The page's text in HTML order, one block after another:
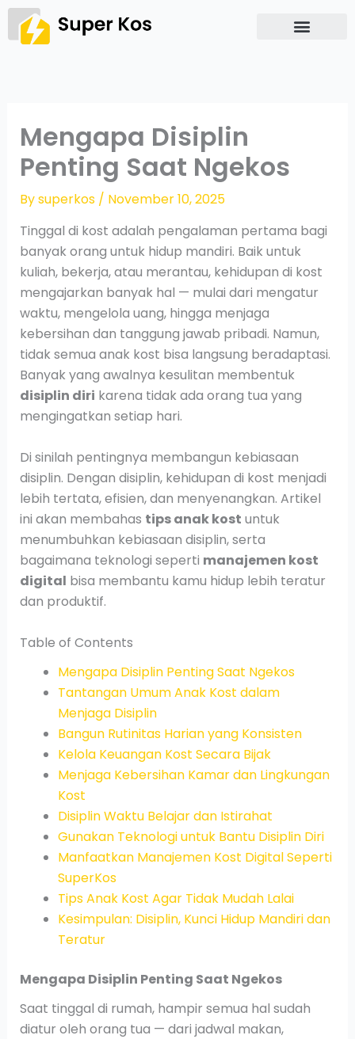
Skip
content
Mengapa Disiplin
Penting Saat Ngekos
Bysuperkos / November 10, 2025
Tinggal di kost adalah pengalaman pertama bagi
banyak orang untuk hidup mandiri. Baik untuk
kuliah, bekerja, atau merantau, kehidupan di kost
mengajarkan banyak hal — mulai dari mengatur
waktu, mengelola uang, hingga menjaga
kebersihan dan tanggung jawab pribadi. Namun,
tidak semua anak kost bisa langsung beradaptasi.
Banyak yang awalnya kesulitan membentuk
disiplin diri karena tidak ada orang tua yang
mengingatkan setiap hari.
Di sinilah pentingnya membangun kebiasaan
disiplin. Dengan disiplin, kehidupan di kost menjadi
lebih tertata, efisien, dan menyenangkan. Artikel
ini akan membahas tips anak kost untuk
menumbuhkan kebiasaan disiplin, serta
bagaimana teknologi seperti manajemen kost
digital bisa membantu kamu hidup lebih teratur
dan produktif.
Table of Contents
Mengapa Disiplin Penting Saat Ngekos
Tantangan Umum Anak Kost dalam
Menjaga Disiplin
Bangun Rutinitas Harian yang Konsisten
Kelola Keuangan Kost Secara Bijak
Menjaga Kebersihan Kamar dan Lingkungan
Kost
Disiplin Waktu Belajar dan Istirahat
Gunakan Teknologi untuk Bantu Disiplin Diri
Manfaatkan Manajemen Kost Digital Seperti
SuperKos
Tips Anak Kost Agar Tidak Mudah Lalai
Kesimpulan: Disiplin, Kunci Hidup Mandiri dan
Teratur
Mengapa Disiplin Penting Saat Ngekos
Saat tinggal di rumah, hampir semua hal sudah
diatur oleh orang tua — dari jadwal makan,